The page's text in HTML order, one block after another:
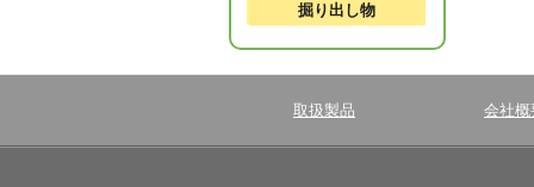
掘り出し物
取扱製品 会社概